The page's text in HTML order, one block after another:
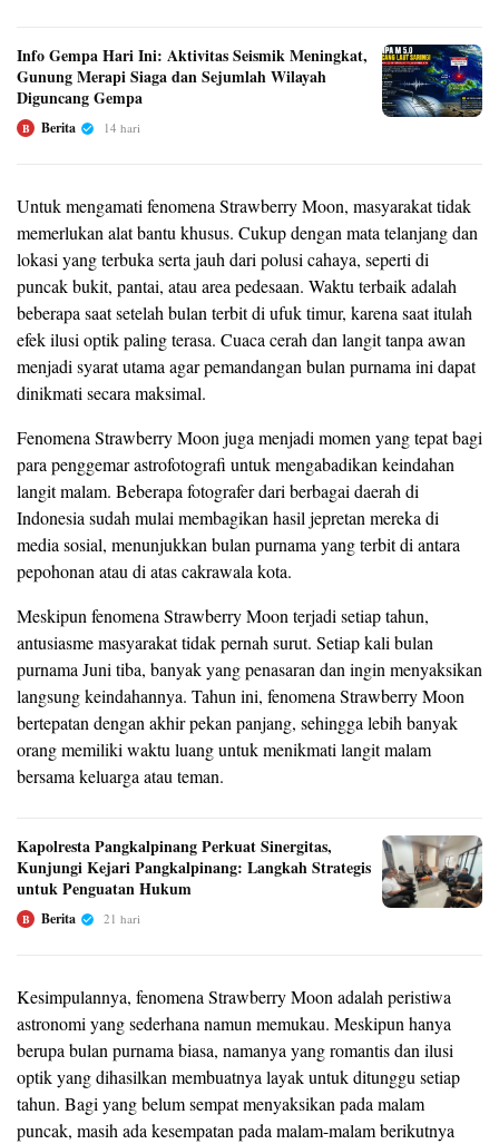
Info Gempa Hari Ini: Aktivitas Seismik Meningkat,
Gunung Merapi Siaga dan Sejumlah Wilayah
Diguncang Gempa
B Berita 14 hari
Untuk mengamati fenomena Strawberry Moon, masyarakat tidak
memerlukan alat bantu khusus. Cukup dengan mata telanjang dan
lokasi yang terbuka serta jauh dari polusi cahaya, seperti di
puncak bukit, pantai, atau area pedesaan. Waktu terbaik adalah
beberapa saat setelah bulan terbit di ufuk timur, karena saat itulah
efek ilusi optik paling terasa. Cuaca cerah dan langit tanpa awan
menjadi syarat utama agar pemandangan bulan purnama ini dapat
dinikmati secara maksimal.
Fenomena Strawberry Moon juga menjadi momen yang tepat bagi
para penggemar astrofotografi untuk mengabadikan keindahan
langit malam. Beberapa fotografer dari berbagai daerah di
Indonesia sudah mulai membagikan hasil jepretan mereka di
media sosial, menunjukkan bulan purnama yang terbit di antara
pepohonan atau di atas cakrawala kota.
Meskipun fenomena Strawberry Moon terjadi setiap tahun,
antusiasme masyarakat tidak pernah surut. Setiap kali bulan
purnama Juni tiba, banyak yang penasaran dan ingin menyaksikan
langsung keindahannya. Tahun ini, fenomena Strawberry Moon
bertepatan dengan akhir pekan panjang, sehingga lebih banyak
orang memiliki waktu luang untuk menikmati langit malam
bersama keluarga atau teman.
Kapolresta Pangkalpinang Perkuat Sinergitas,
Kunjungi Kejari Pangkalpinang: Langkah Strategis
untuk Penguatan Hukum
B Berita 21 hari
Kesimpulannya, fenomena Strawberry Moon adalah peristiwa
astronomi yang sederhana namun memukau. Meskipun hanya
berupa bulan purnama biasa, namanya yang romantis dan ilusi
optik yang dihasilkan membuatnya layak untuk ditunggu setiap
tahun. Bagi yang belum sempat menyaksikan pada malam
puncak, masih ada kesempatan pada malam-malam berikutnya